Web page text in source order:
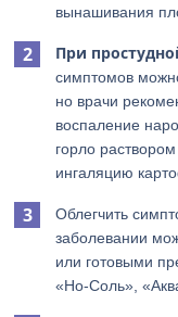
вынашивания
При
симптомов
но врачи
воспаление
горло
ингаляцию
Облегчить
заболевании
или готовыми
«Но-Соль»,